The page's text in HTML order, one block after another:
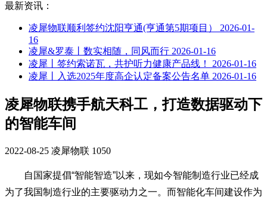
最新资讯：
凌犀物联顺利签约沈阳亨通(亨通第5期项目） 2026-01-
16
凌犀&罗泰丨数实相随，同风而行 2026-01-16
凌犀丨签约索诺瓦，共护听力健康产品线！ 2026-01-16
凌犀丨入选2025年度高企认定备案公告名单 2026-01-16
凌犀物联携手航天科工，打造数据驱动下
的智能车间
2022-08-25 凌犀物联 1050
自国家提倡“智能智造”以来，现如今智能制造行业已经成
为了我国制造行业的主要驱动力之一。而智能化车间建设作为